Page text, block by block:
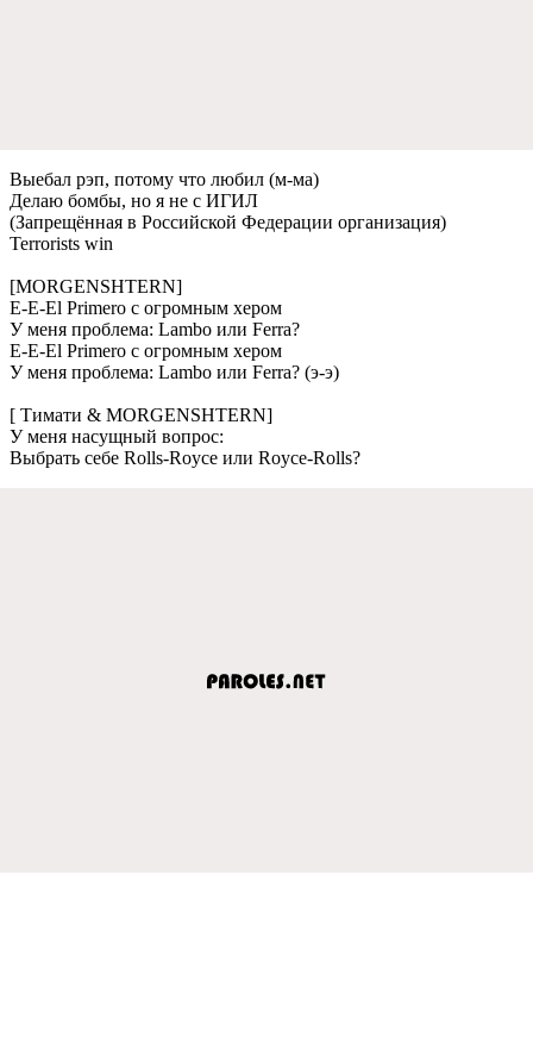
Выебал рэп, потому что любил (м-ма)
Делаю бомбы, но я не с ИГИЛ
(Запрещённая в Российской Федерации организация)
Terrorists win
[MORGENSHTERN]
E-E-El Primero с огромным хером
У меня проблема: Lambo или Ferra?
E-E-El Primero с огромным хером
У меня проблема: Lambo или Ferra? (э-э)
[ Тимати & MORGENSHTERN]
У меня насущный вопрос:
Выбрать себе Rolls-Royce или Royce-Rolls?